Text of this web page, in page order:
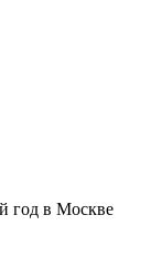
год в Москве